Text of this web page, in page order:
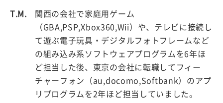
T.M.
関西の会社で家庭用ゲーム
（GBA,PSP,Xbox360,Wii）や、テレビに接続し
て遊ぶ電子玩具・デジタルフォトフレームなど
の組み込み系ソフトウェアプログラムを6年ほ
ど担当した後、東京の会社に転職してフィー
チャーフォン（au,docomo,Softbank）のアプ
リプログラムを2年ほど担当していました。